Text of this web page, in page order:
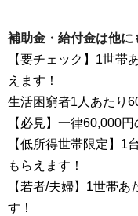
補助金・給付金は他に
【要チェック】1世帯
えます！
生活困窮者1人あたり
【必見】一律60,000
【低所得世帯限定】1
もらえます！
【若者/夫婦】1世帯
す！